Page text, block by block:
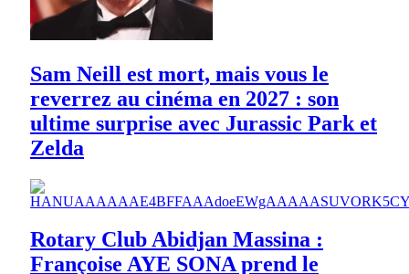
Sam Neill est mort, mais vous le
reverrez au cinéma en 2027 : son
ultime surprise avec Jurassic Park et
Zelda
Rotary Club Abidjan Massina :
Françoise AYE SONA prend le